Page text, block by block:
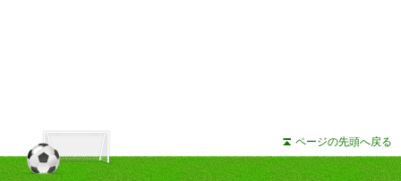
ページの先頭へ戻る